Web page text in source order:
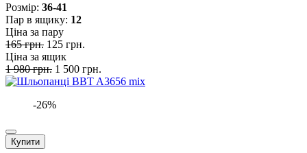
Розмiр: 36-41
Пар в ящику: 12
Ціна за пару
165 грн. 125 грн.
Ціна за ящик
1 980 грн. 1 500 грн.
-26%
Купити